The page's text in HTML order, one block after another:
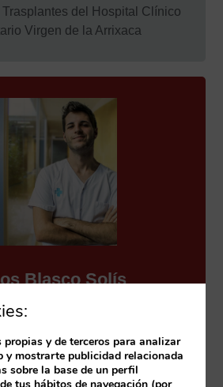
del Hospital Clínico
Virgen de la Arrixaca
Blasco Solís
Unidad de Cuidados Críticos
en la cuenta de humor
y escritor del libro «Guía de
en UCI».
y de terceros para analizar
y mostrarte publicidad relacionada
sobre la base de un perfil
tus hábitos de navegación (por